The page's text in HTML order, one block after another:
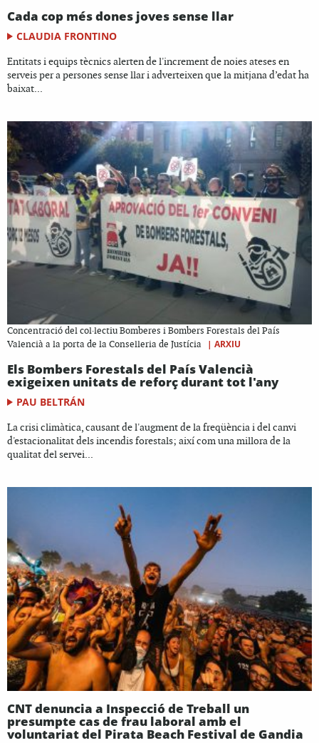
Cada cop més dones joves sense llar
CLAUDIA FRONTINO
Entitats i equips tècnics alerten de l'increment de noies ateses en
serveis per a persones sense llar i adverteixen que la mitjana d’edat ha
baixat...
Concentració del col·lectiu Bomberes i Bombers Forestals del País
Valencià a la porta de la Conselleria de Justícia
| ARXIU
Els Bombers Forestals del País Valencià
exigeixen unitats de reforç durant tot l'any
PAU BELTRÁN
La crisi climàtica, causant de l'augment de la freqüència i del canvi
d'estacionalitat dels incendis forestals; així com una millora de la
qualitat del servei...
CNT denuncia a Inspecció de Treball un
presumpte cas de frau laboral amb el
voluntariat del Pirata Beach Festival de Gandia